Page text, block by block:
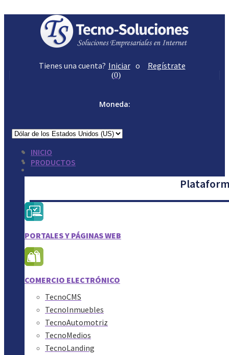
Tienes una cuenta? Iniciar o Regístrate
(0)
Moneda:
INICIO
PRODUCTOS
PORTALES Y PÁGINAS WEB
COMERCIO ELECTRÓNICO
TecnoCMS
TecnoInmuebles
TecnoAutomotriz
TecnoMedios
TecnoLanding